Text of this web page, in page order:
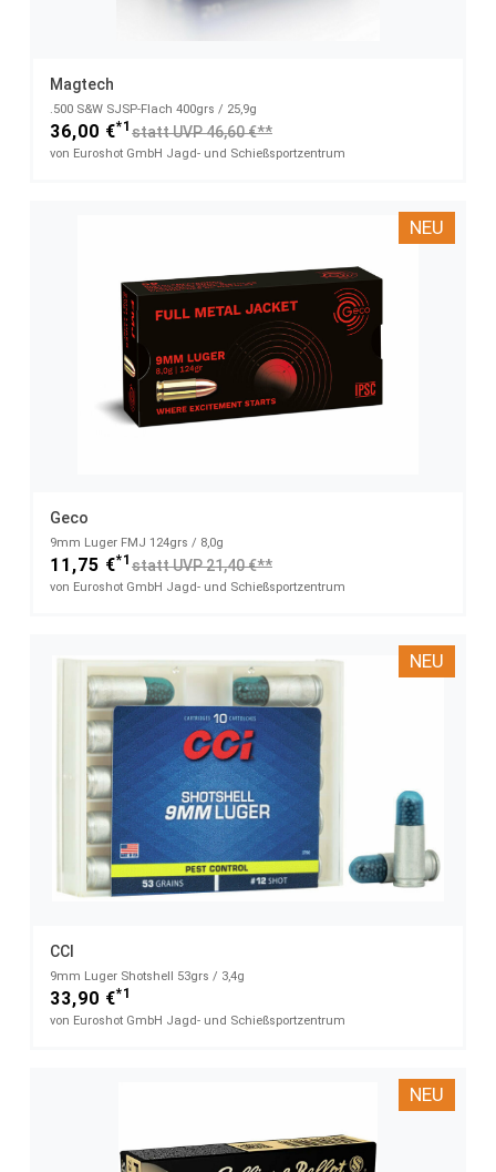
Magtech
.500 S&W SJSP-Flach 400grs / 25,9g
36,00 €*1 statt UVP 46,60 €**
von Euroshot GmbH Jagd- und Schießsportzentrum
NEU
Geco
9mm Luger FMJ 124grs / 8,0g
11,75 €*1 statt UVP 21,40 €**
von Euroshot GmbH Jagd- und Schießsportzentrum
NEU
CCI
9mm Luger Shotshell 53grs / 3,4g
33,90 €*1
von Euroshot GmbH Jagd- und Schießsportzentrum
NEU